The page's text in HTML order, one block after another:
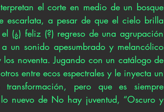
el corte en medio de un bosque
escarlata, a pesar de que el cielo brilla
(¿) feliz (?) regreso de una agrupación
un sonido apesumbrado y melancólico
noventa. Jugando con un catálogo de
entre ecos espectrales y le inyecta un
pero que es siempre
nuevo de No hay juventud, “Oscuro y